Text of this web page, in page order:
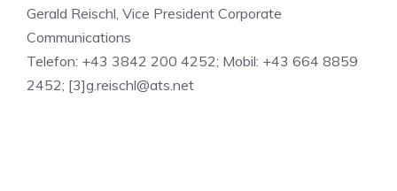
Gerald Reischl, Vice President Corporate
Communications
Telefon: +43 3842 200 4252; Mobil: +43 664 8859
2452; [3]g.reischl@ats.net